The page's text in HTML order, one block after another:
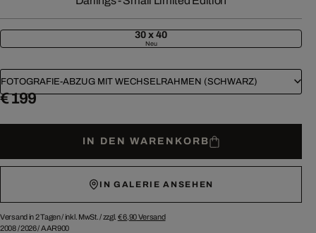
30 x 40
Neu
FOTOGRAFIE-ABZUG MIT WECHSELRAHMEN (SCHWARZ)
€ 199
IN DEN WARENKORB
IN GALERIE ANSEHEN
Versand in 2 Tagen /inkl. MwSt. / zzgl. € 6,90Versand
2008/2026/AAR900